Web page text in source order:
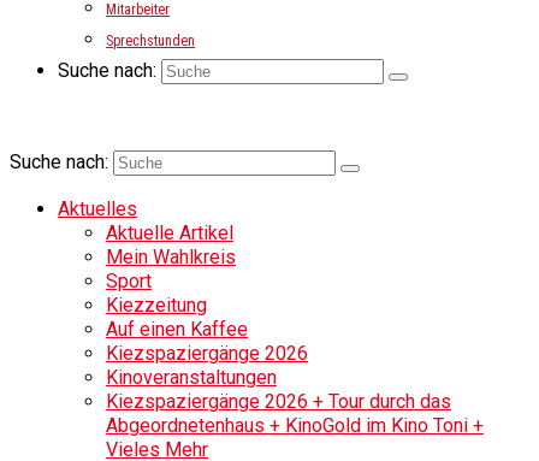
Mitarbeiter
Sprechstunden
Suche nach:
Suche nach:
Aktuelles
Aktuelle Artikel
Mein Wahlkreis
Sport
Kiezzeitung
Auf einen Kaffee
Kiezspaziergänge 2026
Kinoveranstaltungen
Kiezspaziergänge 2026 + Tour durch das
Abgeordnetenhaus + KinoGold im Kino Toni +
Vieles Mehr